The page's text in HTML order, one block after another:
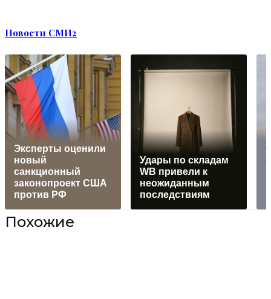
Новости СМИ2
Эксперты оценили
новый
санкционный
законопроект США
против РФ
Удары по складам
WB привели к
неожиданным
последствиям
Похожие